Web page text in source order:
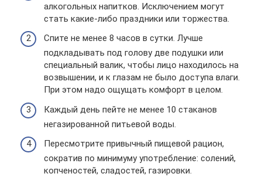
алкогольных напитков. Исключением могут
стать какие-либо праздники или торжества.
Спите не менее 8 часов в сутки. Лучше
подкладывать под голову две подушки или
специальный валик, чтобы лицо находилось на
возвышении, и к глазам не было доступа влаги.
При этом надо ощущать комфорт в целом.
Каждый день пейте не менее 10 стаканов
негазированной питьевой воды.
Пересмотрите привычный пищевой рацион,
сократив по минимуму употребление: солений,
копченостей, сладостей, газировки.